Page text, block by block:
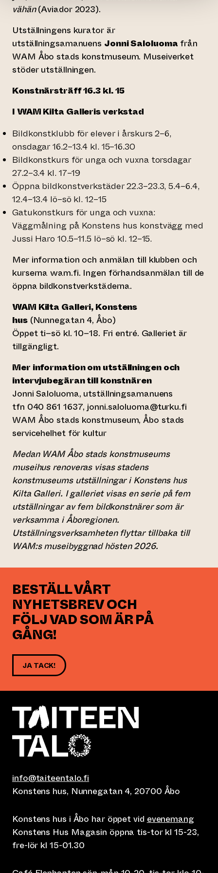
vähän(Aviador 2023).
Utställningens kurator är
utställningsamanuens Jonni Saloluoma från
WAM Åbo stads konstmuseum. Museiverket
stöder utställningen.
Konstnärsträff 16.3 kl. 15
I WAM Kilta Galleris verkstad
Bildkonstklubb för elever i årskurs 2–6,
onsdagar 16.2–13.4 kl. 15–16.30
Bildkonstkurs för unga och vuxna torsdagar
27.2–3.4 kl. 17­–19
Öppna bildkonstverkstäder 22.3–23.3, 5.4–6.4,
12.4–13.4 lö–sö kl. 12–15
Gatukonstkurs för unga och vuxna:
Väggmålning på Konstens hus konstvägg med
Jussi Haro 10.5–11.5 lö­–sö kl. 12–15.
Mer information och anmälan till klubben och
kurserna wam.fi. Ingen förhandsanmälan till de
öppna bildkonstverkstäderna.
WAM Kilta Galleri, Konstens
hus(Nunnegatan 4, Åbo)
Öppet ti–sö kl. 10–18. Fri entré. Galleriet är
tillgängligt.
Mer information om utställningen och
intervjubegäran till konstnären
Jonni Saloluoma, utställningsamanuens
tfn 040 861 1637, jonni.saloluoma@turku.fi
WAM Åbo stads konstmuseum, Åbo stads
servicehelhet för kultur
Medan WAM Åbo stads konstmuseums
museihus renoveras visas stadens
konstmuseums utställningar i Konstens hus
Kilta Galleri. I galleriet visas en serie på fem
utställningar av fem bildkonstnärer som är
verksamma i Åboregionen.
Utställningsverksamheten flyttar tillbaka till
WAM:s museibyggnad hösten 2026.
BESTÄLL VÅRT
NYHETSBREV OCH
FÖLJ VAD SOM ÄR PÅ
GÅNG!
JA TACK!
info@taiteentalo.fi
Konstens hus, Nunnegatan 4, 20700 Åbo
Konstens hus i Åbo har öppet vid evenemang
Konstens Hus Magasin öppna tis-tor kl 15-23,
fre-lör kl 15-01.30